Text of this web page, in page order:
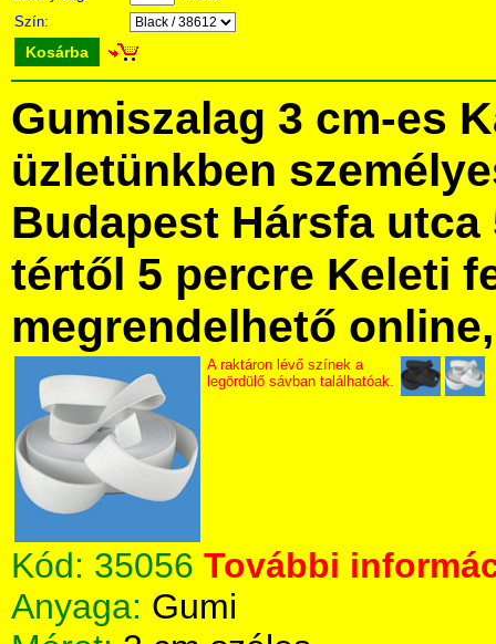
Szín:
Kosárba
Gumiszalag 3 cm-es
üzletünkben
Budapest Hársfa utca
tértől 5 percre Keleti
megrendelhető
A raktáron lévő színek a
legördülő sávban találhatóak.
Kód: 35056 További
Anyaga: Gumi